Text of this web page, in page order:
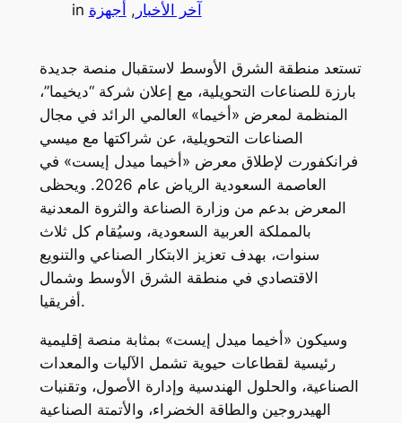
in آخر الأخبار , أجهزة
تستعد منطقة الشرق الأوسط لاستقبال منصة جديدة
بارزة للصناعات التحويلية، مع إعلان شركة “ديخيما”،
المنظمة لمعرض «أخيما» العالمي الرائد في مجال
الصناعات التحويلية، عن شراكتها مع ميسي
فرانكفورت لإطلاق معرض «أخيما ميدل إيست» في
العاصمة السعودية الرياض عام 2026. ويحظى
المعرض بدعم من وزارة الصناعة والثروة المعدنية
بالمملكة العربية السعودية، وسيُقام كل ثلاث
سنوات، بهدف تعزيز الابتكار الصناعي والتنويع
الاقتصادي في منطقة الشرق الأوسط وشمال
أفريقيا.
وسيكون «أخيما ميدل إيست» بمثابة منصة إقليمية
رئيسية لقطاعات حيوية تشمل الآليات والمعدات
الصناعية، والحلول الهندسية وإدارة الأصول، وتقنيات
الهيدروجين والطاقة الخضراء، والأتمتة الصناعية